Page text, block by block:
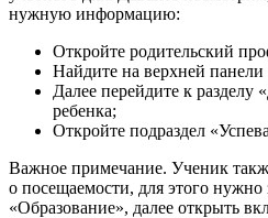
нужную информацию:
Откройте родительский
Найдите на верхней
Далее перейдите к разделу
ребенка;
Откройте подраздел
Важное примечание. Ученик
о посещаемости, для этого нужно
«Образование», далее открыть